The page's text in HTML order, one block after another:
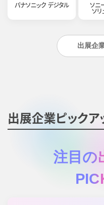
パナソニック デジタル
ソニ
ソリ
出展企
出展企業ピックア
注目の